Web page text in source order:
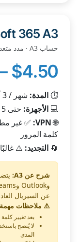
365 A3
حساب A3 · مدد متعددة
$4.50 – $18.00
⏱️المدة: شهر / 3 أشهر / 6 أشهر / 12 شهر
💻 الأجهزة: حتى 5 أجهزة
🌐
VPN: ✅ غير
كلمة المرور
🔄 التجديد: ⚠️
شرح عن A3:
عن السيريال
⚠️ ملاحظات
بعد تغيير
المدى